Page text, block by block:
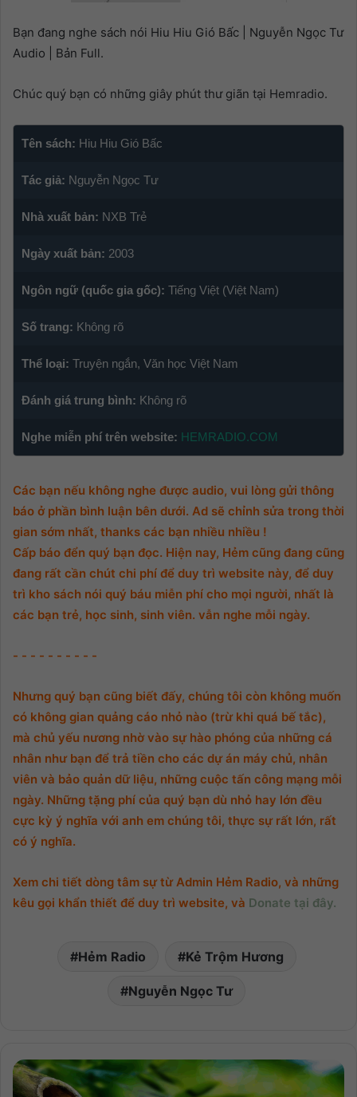
Bạn đang nghe sách nói Hiu Hiu Gió Bấc | Nguyễn Ngọc Tư
Audio | Bản Full.
Chúc quý bạn có những giây phút thư giãn tại Hemradio.
Tên sách: Hiu Hiu Gió Bấc
Tác giả: Nguyễn Ngọc Tư
Nhà xuất bản: NXB Trẻ
Ngày xuất bản: 2003
Ngôn ngữ (quốc gia gốc): Tiếng Việt (Việt Nam)
Số trang: Không rõ
Thể loại: Truyện ngắn, Văn học Việt Nam
Đánh giá trung bình: Không rõ
Nghe miễn phí trên website: HEMRADIO.COM
Các bạn nếu không nghe được audio, vui lòng gửi thông
báo ở phần bình luận bên dưới. Ad sẽ chỉnh sửa trong thời
gian sớm nhất, thanks các bạn nhiều nhiều !
Cấp báo đển quý bạn đọc. Hiện nay, Hẻm cũng đang cũng
đang rất cần chút chi phí để duy trì website này, để duy
trì kho sách nói quý báu miễn phí cho mọi người, nhất là
các bạn trẻ, học sinh, sinh viên. vẫn nghe mỗi ngày.
- - - - - - - - - -
Nhưng quý bạn cũng biết đấy, chúng tôi còn không muốn
có không gian quảng cáo nhỏ nào (trừ khi quá bế tắc),
mà chủ yếu nương nhờ vào sự hào phóng của những cá
nhân như bạn để trả tiền cho các dự án máy chủ, nhân
viên và bảo quản dữ liệu, những cuộc tấn công mạng mỗi
ngày. Những tặng phí của quý bạn dù nhỏ hay lớn đều
cực kỳ ý nghĩa với anh em chúng tôi, thực sự rất lớn, rất
có ý nghĩa.
Xem chi tiết dòng tâm sự từ Admin Hẻm Radio, và những
kêu gọi khẩn thiết để duy trì website, và Donate tại đây.
Hẻm Radio Kẻ Trộm Hương
Nguyễn Ngọc Tư